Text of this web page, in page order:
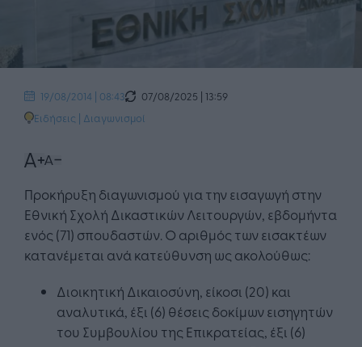
19/08/2014 | 08:43
07/08/2025 | 13:59
Ειδήσεις | Διαγωνισμοί
Προκήρυξη διαγωνισμού για την εισαγωγή στην
Εθνική Σχολή Δικαστικών Λειτουργών, εβδομήντα
ενός (71) σπουδαστών. Ο αριθμός των εισακτέων
κατανέμεται ανά κατεύθυνση ως ακολούθως:
Διοικητική Δικαιοσύνη, είκοσι (20) και
αναλυτικά, έξι (6) θέσεις δοκίμων εισηγητών
του Συμβουλίου της Επικρατείας, έξι (6)